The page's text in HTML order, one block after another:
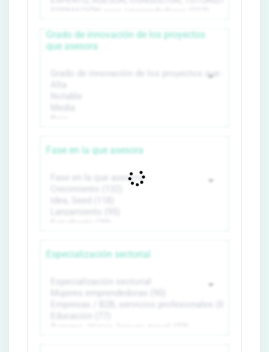
Grado de innovación de los proyectos
que asesora
Fase en la que asesora
Especialización sectorial